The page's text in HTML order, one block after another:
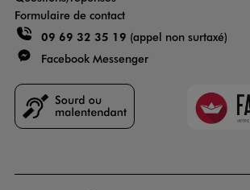
Formulaire de contact
09 69 32 35 19 (appel non surtaxé)
Facebook Messenger
Faciliti